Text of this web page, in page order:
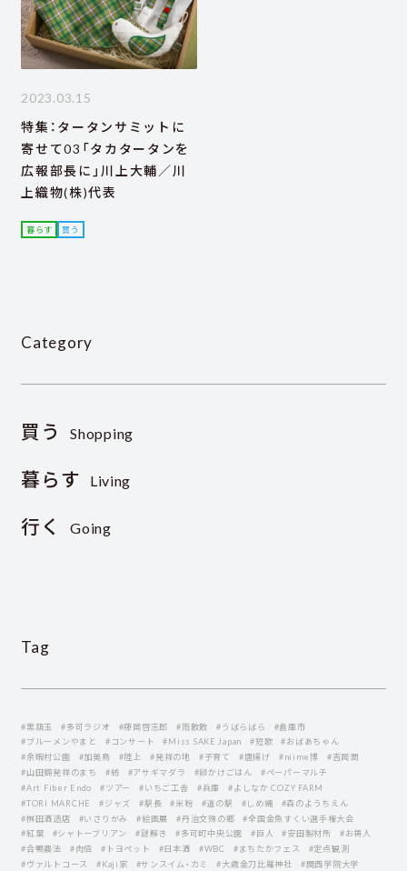
2023.03.15
特集：タータンサミットに
寄せて03「タカタータンを
広報部長に」川上大輔／川
上織物(株)代表
暮らす 買う
Category
買う Shopping
暮らす Living
行く Going
Tag
#黒葫玉 #多可ラジオ #藤岡啓志郎 #雨散散 #うばらばら
#倉庫市
#ブルーメンやまと
#コンサート #Miss SAKE Japan #短歌
#おばあちゃん
#余暇村公園
#加美鳥 #陸上 #発祥の地 #子育て #唐揚げ #niime博
#吉岡潤
#山田錦発祥のまち
#紡 #アサギマダラ #卵かけごはん
#ペーパーマルチ
#Art Fiber Endo
#ツアー #いちご工舎 #兵庫
#よしなか COZY FARM
#TORI MARCHE
#ジャズ #駅長 #米粉 #道の駅 #しめ縄
#森のようちえん
#桝田酒造店
#いさりがみ #絵画展 #丹治文殊の郷
#全国金魚すくい選手権大会
#紅葉
#シャトーブリアン #謎解き #多可町中央公園 #巨人 #安田製材所
#お祷人
#合鴨農法
#肉倍 #トヨペット #日本酒 #WBC #まちたかフェス
#定点観測
#ヴァルトコース
#Kaji家 #サンスイム・カミ #大歳金刀比羅神社
#関西学院大学